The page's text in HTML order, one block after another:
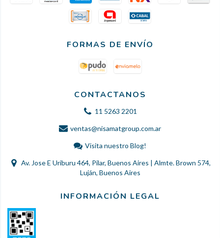
FORMAS DE ENVÍO
CONTACTANOS
11 5263 2201
ventas@nisamatgroup.com.ar
Visita nuestro Blog!
Av. Jose E Uriburu 464, Pilar, Buenos Aires | Almte. Brown 574,
Luján, Buenos Aires
INFORMACIÓN LEGAL